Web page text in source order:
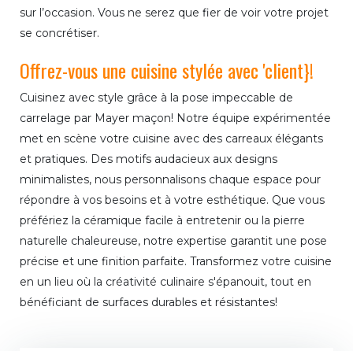
sur l’occasion. Vous ne serez que fier de voir votre projet
se concrétiser.
Offrez-vous une cuisine stylée avec 'client}!
Cuisinez avec style grâce à la pose impeccable de
carrelage par Mayer maçon! Notre équipe expérimentée
met en scène votre cuisine avec des carreaux élégants
et pratiques. Des motifs audacieux aux designs
minimalistes, nous personnalisons chaque espace pour
répondre à vos besoins et à votre esthétique. Que vous
préfériez la céramique facile à entretenir ou la pierre
naturelle chaleureuse, notre expertise garantit une pose
précise et une finition parfaite. Transformez votre cuisine
en un lieu où la créativité culinaire s'épanouit, tout en
bénéficiant de surfaces durables et résistantes!